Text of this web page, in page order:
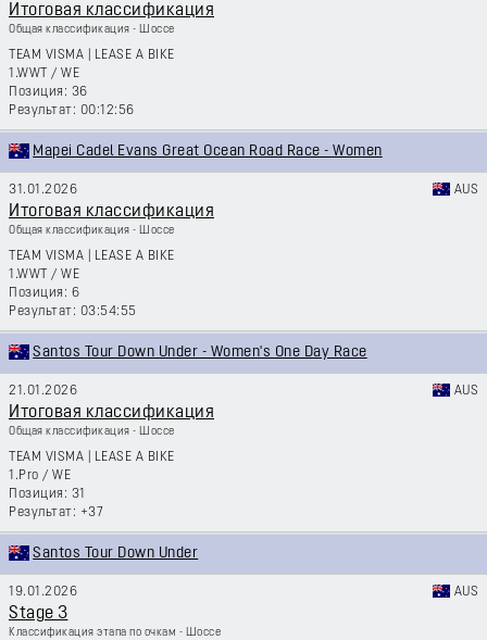
Итоговая классификация
Общая классификация - Шоссе
TEAM VISMA | LEASE A BIKE
1.WWT / WE
36
00:12:56
Mapei Cadel Evans Great Ocean Road Race - Women
31.01.2026 AUS
Итоговая классификация
Общая классификация - Шоссе
TEAM VISMA | LEASE A BIKE
1.WWT / WE
6
03:54:55
Santos Tour Down Under - Women's One Day Race
21.01.2026 AUS
Итоговая классификация
Общая классификация - Шоссе
TEAM VISMA | LEASE A BIKE
1.Pro / WE
31
+37
Santos Tour Down Under
19.01.2026 AUS
Stage 3
Классификация этапа по очкам - Шоссе